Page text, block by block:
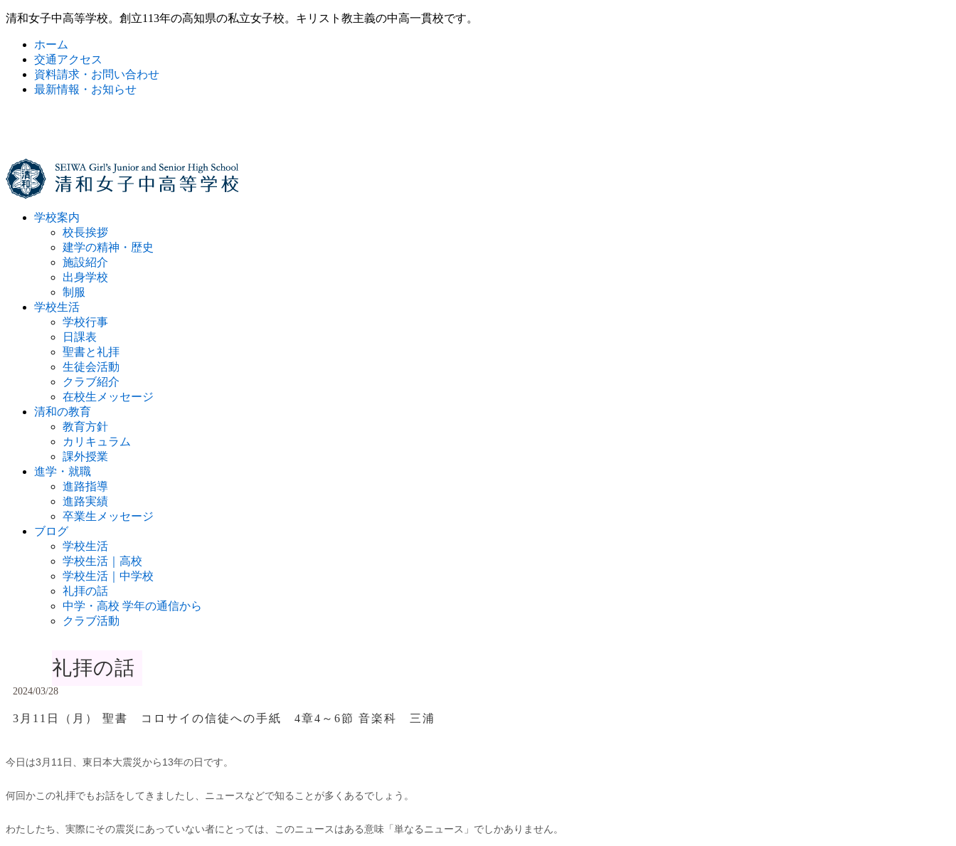
清和女子中高等学校。創立113年の高知県の私立女子校。キリスト教主義の中高一貫校です。
ホーム
交通アクセス
資料請求・お問い合わせ
最新情報・お知らせ
学校案内
校長挨拶
建学の精神・歴史
施設紹介
出身学校
制服
学校生活
学校行事
日課表
聖書と礼拝
生徒会活動
クラブ紹介
在校生メッセージ
清和の教育
教育方針
カリキュラム
課外授業
進学・就職
進路指導
進路実績
卒業生メッセージ
ブログ
学校生活
学校生活｜高校
学校生活｜中学校
礼拝の話
中学・高校 学年の通信から
クラブ活動
礼拝の話
2024/03/28
3月11日（月） 聖書 コロサイの信徒への手紙 4章4～6節 音楽科 三浦
今日は3月11日、東日本大震災から13年の日です。
何回かこの礼拝でもお話をしてきましたし、ニュースなどで知ることが多くあるでしょう。
わたしたち、実際にその震災にあっていない者にとっては、このニュースはある意味「単なるニュース」でしかありません。